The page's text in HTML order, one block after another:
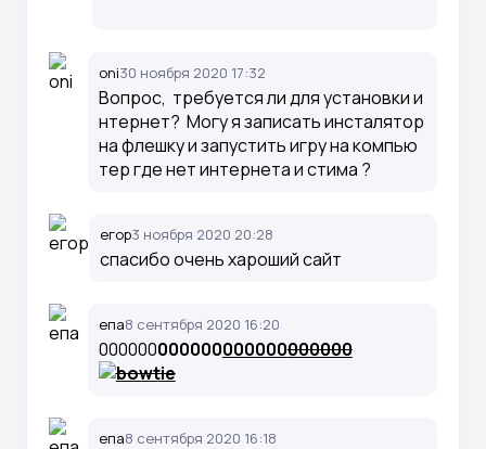
oni30 ноября 2020 17:32
Вопрос, требуется ли для установки и
нтернет? Могу я записать инсталятор
на флешку и запустить игру на компью
тер где нет интернета и стима ?
егор3 ноября 2020 20:28
спасибо очень хароший сайт
епа8 сентября 2020 16:20
000000000000000000000000
епа8 сентября 2020 16:18